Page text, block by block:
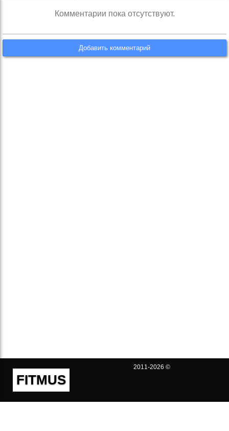
Комментарии пока отсутствуют.
Добавить комментарий
FITMUS
2011-2026 ©